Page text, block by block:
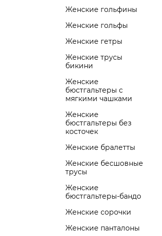
Женские гольфины
Женские гольфы
Женские гетры
Женские трусы
бикини
Женские
бюстгальтеры с
мягкими чашками
Женские
бюстгальтеры без
косточек
Женские бралетты
Женские бесшовные
трусы
Женские
бюстгальтеры-бандо
Женские сорочки
Женские панталоны